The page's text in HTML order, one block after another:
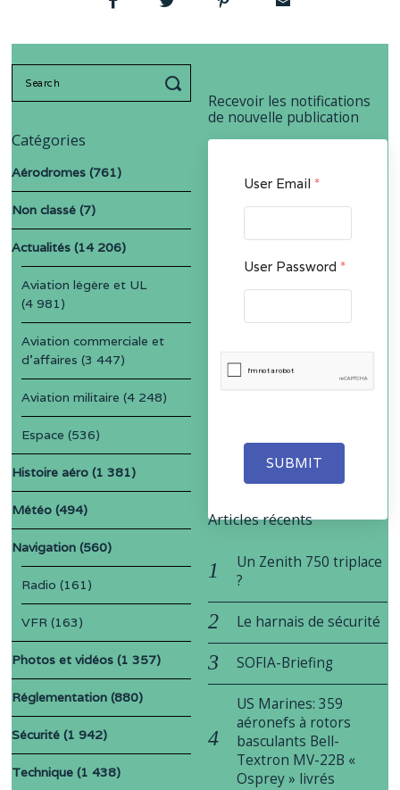
Recevoir les notifications
de nouvelle publication
User Email *
User Password *
SUBMIT
Catégories
Aérodromes (761)
Non classé (7)
Actualités (14 206)
Aviation légère et UL
(4 981)
Aviation commerciale et
d'affaires (3 447)
Aviation militaire (4 248)
Espace (536)
Histoire aéro (1 381)
Météo (494)
Navigation (560)
Radio (161)
VFR (163)
Photos et vidéos (1 357)
Réglementation (880)
Sécurité (1 942)
Technique (1 438)
Articles récents
Un Zenith 750 triplace
?
Le harnais de sécurité
SOFIA-Briefing
US Marines: 359
aéronefs à rotors
basculants Bell-
Textron MV-22B «
Osprey » livrés